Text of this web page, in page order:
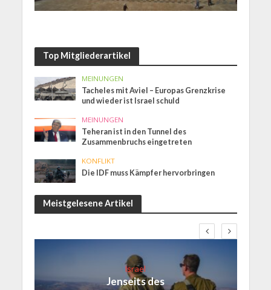
Top Mitgliederartikel
MEINUNGEN
Tacheles mit Aviel – Europas Grenzkrise
und wieder ist Israel schuld
MEINUNGEN
Teheran ist in den Tunnel des
Zusammenbruchs eingetreten
KONFLIKT
Die IDF muss Kämpfer hervorbringen
Meistgelesene Artikel
Israel
Jenseits des